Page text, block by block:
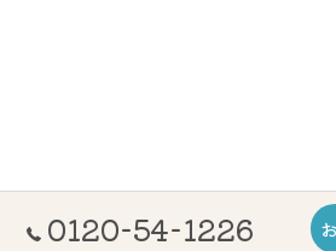
0120-54-1226